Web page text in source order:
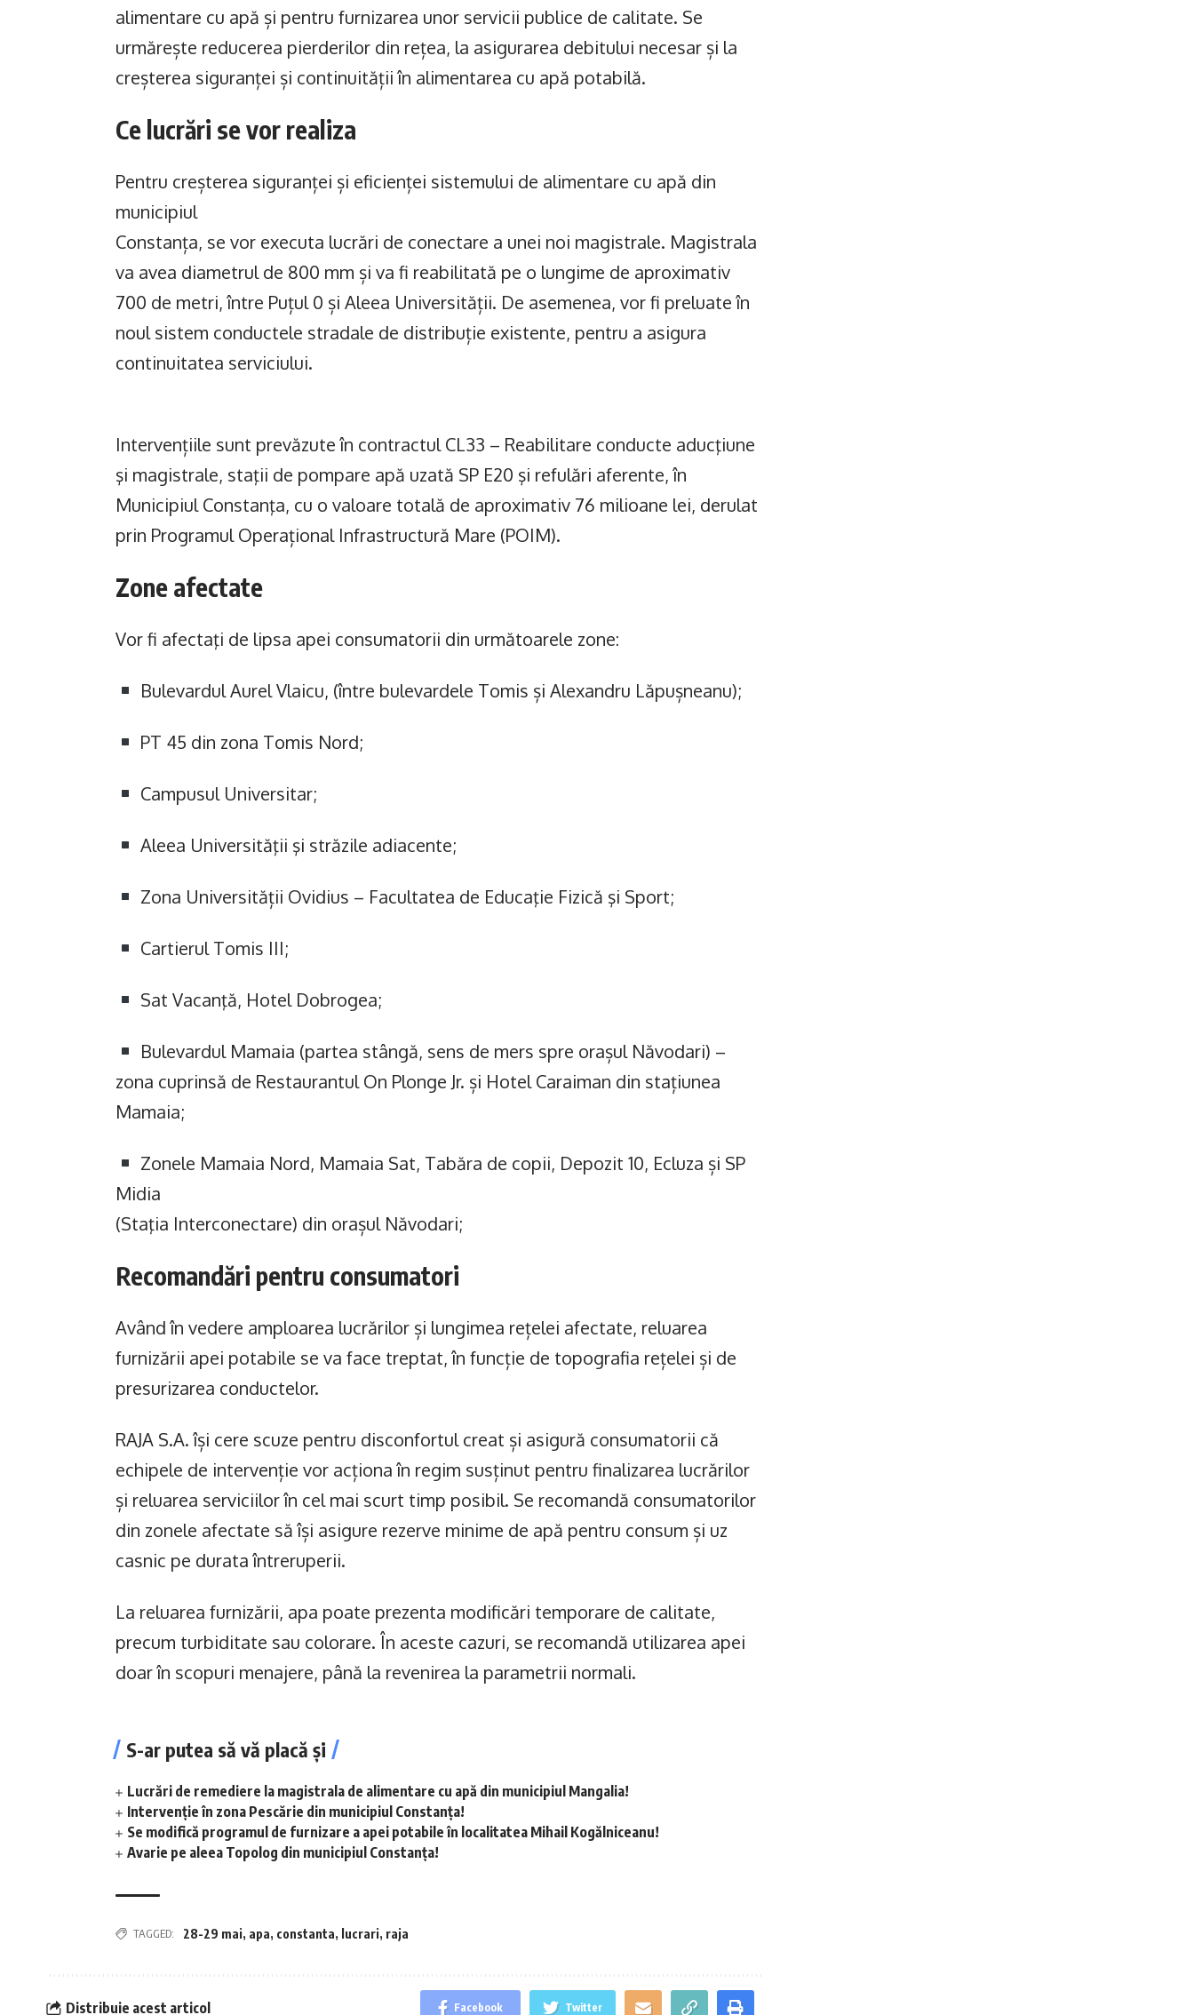
alimentare cu apă și pentru furnizarea unor servicii publice de calitate. Se
urmărește reducerea pierderilor din rețea, la asigurarea debitului necesar și la
creșterea siguranței și continuității în alimentarea cu apă potabilă.
Ce lucrări se vor realiza
Pentru creșterea siguranței și eficienței sistemului de alimentare cu apă din
municipiul
Constanța, se vor executa lucrări de conectare a unei noi magistrale. Magistrala
va avea diametrul de 800 mm și va fi reabilitată pe o lungime de aproximativ
700 de metri, între Puțul 0 și Aleea Universității. De asemenea, vor fi preluate în
noul sistem conductele stradale de distribuție existente, pentru a asigura
continuitatea serviciului.
Intervențiile sunt prevăzute în contractul CL33 – Reabilitare conducte aducţiune
şi magistrale, staţii de pompare apă uzată SP E20 şi refulări aferente, în
Municipiul Constanţa, cu o valoare totală de aproximativ 76 milioane lei, derulat
prin Programul Operațional Infrastructură Mare (POIM).
Zone afectate
Vor fi afectaţi de lipsa apei consumatorii din următoarele zone:
Bulevardul Aurel Vlaicu, (între bulevardele Tomis și Alexandru Lăpușneanu);
PT 45 din zona Tomis Nord;
Campusul Universitar;
Aleea Universităţii şi străzile adiacente;
Zona Universității Ovidius – Facultatea de Educaţie Fizică şi Sport;
Cartierul Tomis III;
Sat Vacanţă, Hotel Dobrogea;
Bulevardul Mamaia (partea stângă, sens de mers spre orașul Năvodari) –
zona cuprinsă de Restaurantul On Plonge Jr. și Hotel Caraiman din stațiunea
Mamaia;
Zonele Mamaia Nord, Mamaia Sat, Tabăra de copii, Depozit 10, Ecluza și SP
Midia
(Staţia Interconectare) din orașul Năvodari;
Recomandări pentru consumatori
Având în vedere amploarea lucrărilor și lungimea rețelei afectate, reluarea
furnizării apei potabile se va face treptat, în funcție de topografia rețelei și de
presurizarea conductelor.
RAJA S.A. își cere scuze pentru disconfortul creat și asigură consumatorii că
echipele de intervenție vor acționa în regim susținut pentru finalizarea lucrărilor
și reluarea serviciilor în cel mai scurt timp posibil. Se recomandă consumatorilor
din zonele afectate să își asigure rezerve minime de apă pentru consum și uz
casnic pe durata întreruperii.
La reluarea furnizării, apa poate prezenta modificări temporare de calitate,
precum turbiditate sau colorare. În aceste cazuri, se recomandă utilizarea apei
doar în scopuri menajere, până la revenirea la parametrii normali.
S-ar putea să vă placă și
Lucrări de remediere la magistrala de alimentare cu apă din municipiul Mangalia!
Intervenție în zona Pescărie din municipiul Constanța!
Se modifică programul de furnizare a apei potabile în localitatea Mihail Kogălniceanu!
Avarie pe aleea Topolog din municipiul Constanța!
TAGGED: 28-29 mai, apa, constanta, lucrari, raja
Distribuie acest articol Facebook Twitter